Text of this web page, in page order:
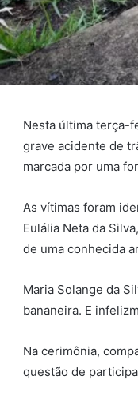
Nesta última terça-
grave acidente de
marcada por uma
As vítimas foram
Eulália Neta da
de uma conhecida
Maria Solange da
bananeira. E
Na cerimônia,
questão de